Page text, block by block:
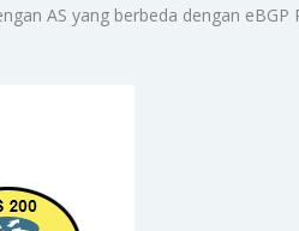
AS yang berbeda dengan eBGP